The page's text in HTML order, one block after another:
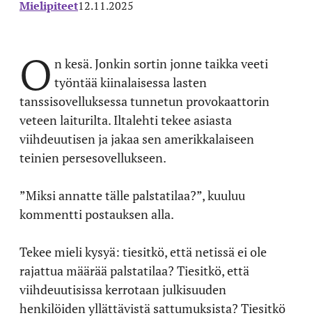
Mielipiteet12.11.2025
O n kesä. Jonkin sortin jonne taikka veeti
työntää kiinalaisessa lasten
tanssisovelluksessa tunnetun provokaattorin
veteen laiturilta. Iltalehti tekee asiasta
viihdeuutisen ja jakaa sen amerikkalaiseen
teinien persesovellukseen.
”Miksi annatte tälle palstatilaa?”, kuuluu
kommentti postauksen alla.
Tekee mieli kysyä: tiesitkö, että netissä ei ole
rajattua määrää palstatilaa? Tiesitkö, että
viihdeuutisissa kerrotaan julkisuuden
henkilöiden yllättävistä sattumuksista? Tiesitkö